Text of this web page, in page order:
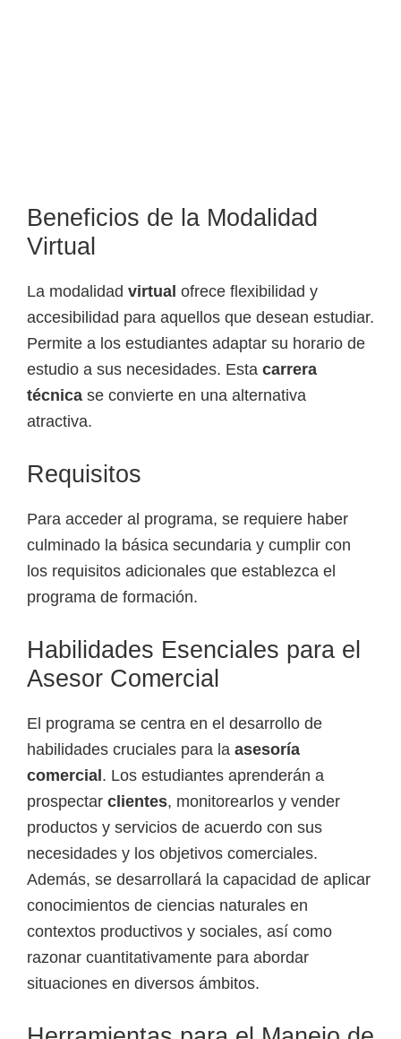
c
o
y
t
e
c
n
o
ó
i
c
o
s
e
l
E
N
A
Beneficios de la Modalidad
Virtual
La modalidad virtual ofrece flexibilidad y
accesibilidad para aquellos que desean estudiar.
Permite a los estudiantes adaptar su horario de
estudio a sus necesidades. Esta carrera
técnica se convierte en una alternativa
atractiva.
Requisitos
Para acceder al programa, se requiere haber
culminado la básica secundaria y cumplir con
los requisitos adicionales que establezca el
programa de formación.
Habilidades Esenciales para el
Asesor Comercial
El programa se centra en el desarrollo de
habilidades cruciales para la asesoría
comercial . Los estudiantes aprenderán a
prospectar clientes, monitorearlos y vender
productos y servicios de acuerdo con sus
necesidades y los objetivos comerciales.
Además, se desarrollará la capacidad de aplicar
conocimientos de ciencias naturales en
contextos productivos y sociales, así como
razonar cuantitativamente para abordar
situaciones en diversos ámbitos.